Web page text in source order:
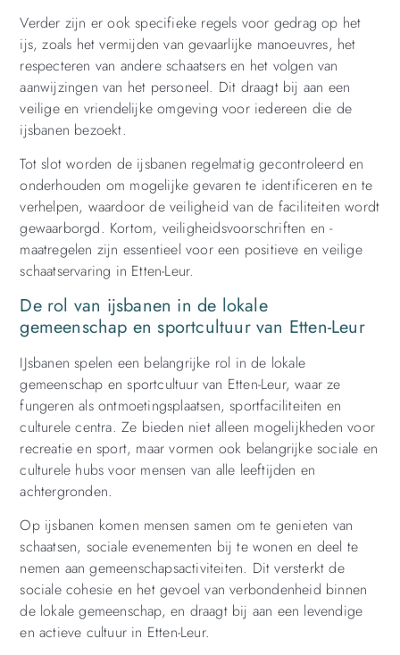
Verder zijn er ook specifieke regels voor gedrag op het
ijs, zoals het vermijden van gevaarlijke manoeuvres, het
respecteren van andere schaatsers en het volgen van
aanwijzingen van het personeel. Dit draagt ​​bij aan een
veilige en vriendelijke omgeving voor iedereen die de
ijsbanen bezoekt.
Tot slot worden de ijsbanen regelmatig gecontroleerd en
onderhouden om mogelijke gevaren te identificeren en te
verhelpen, waardoor de veiligheid van de faciliteiten wordt
gewaarborgd. Kortom, veiligheidsvoorschriften en -
maatregelen zijn essentieel voor een positieve en veilige
schaatservaring in Etten-Leur.
De rol van ijsbanen in de lokale
gemeenschap en sportcultuur van Etten-Leur
IJsbanen spelen een belangrijke rol in de lokale
gemeenschap en sportcultuur van Etten-Leur, waar ze
fungeren als ontmoetingsplaatsen, sportfaciliteiten en
culturele centra. Ze bieden niet alleen mogelijkheden voor
recreatie en sport, maar vormen ook belangrijke sociale en
culturele hubs voor mensen van alle leeftijden en
achtergronden.
Op ijsbanen komen mensen samen om te genieten van
schaatsen, sociale evenementen bij te wonen en deel te
nemen aan gemeenschapsactiviteiten. Dit versterkt de
sociale cohesie en het gevoel van verbondenheid binnen
de lokale gemeenschap, en draagt ​​bij aan een levendige
en actieve cultuur in Etten-Leur.